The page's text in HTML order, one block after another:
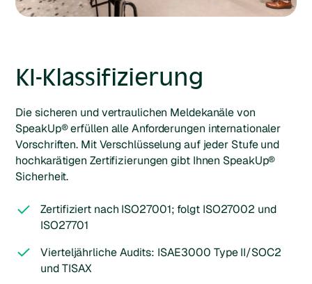
KI-Klassifizierung
Die sicheren und vertraulichen Meldekanäle von
SpeakUp® erfüllen alle Anforderungen internationaler
Vorschriften. Mit Verschlüsselung auf jeder Stufe und
hochkarätigen Zertifizierungen gibt Ihnen SpeakUp®
Sicherheit.
Zertifiziert nach ISO27001; folgt ISO27002 und
ISO27701
Vierteljährliche Audits: ISAE3000 Type II/SOC2
und TISAX